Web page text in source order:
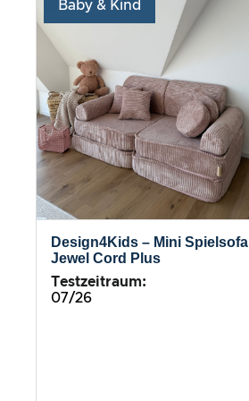
Baby & Kind
Design4Kids – Mini Spielsofa
Jewel Cord Plus
Testzeitraum:
07/26